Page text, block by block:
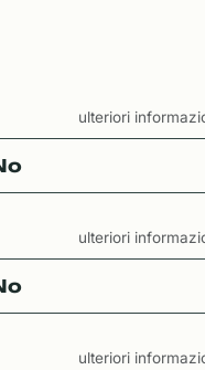
ulteriori
No
ulteriori
No
ulteriori